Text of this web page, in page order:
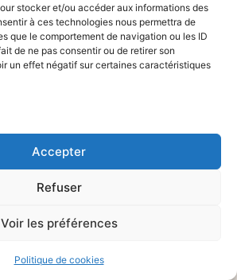
stocker et/ou accéder aux informations des
à ces technologies nous permettra de
que le comportement de navigation ou les ID
de ne pas consentir ou de retirer son
un effet négatif sur certaines caractéristiques
Accepter
Refuser
Voir les préférences
Politique de cookies